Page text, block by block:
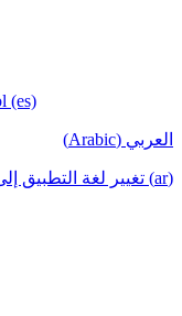
(es)
العربي (Arabic)
(ar) تغيير لغة التطبيق إلى العربية